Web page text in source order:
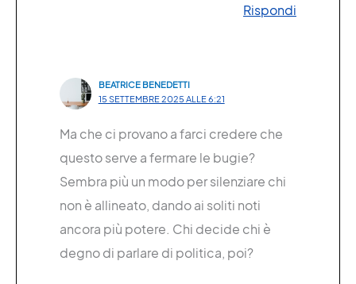
Rispondi
BEATRICE BENEDETTI
15 SETTEMBRE 2025 ALLE 6:21
Ma che ci provano a farci credere che
questo serve a fermare le bugie?
Sembra più un modo per silenziare chi
non è allineato, dando ai soliti noti
ancora più potere. Chi decide chi è
degno di parlare di politica, poi?